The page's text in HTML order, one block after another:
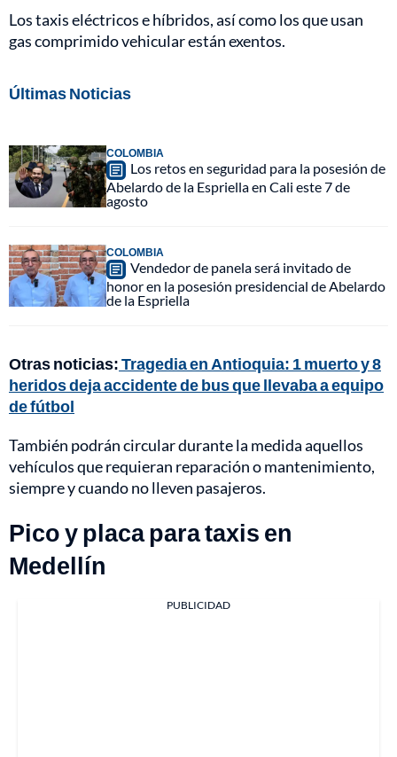
Los taxis eléctricos e híbridos, así como los que usan
gas comprimido vehicular están exentos.
Últimas Noticias
COLOMBIA
Los retos en seguridad para la posesión de
Abelardo de la Espriella en Cali este 7 de
agosto
COLOMBIA
Vendedor de panela será invitado de
honor en la posesión presidencial de Abelardo
de la Espriella
Otras noticias:Tragedia en Antioquia: 1 muerto y 8
heridos deja accidente de bus que llevaba a equipo
de fútbol
También podrán circular durante la medida aquellos
vehículos que requieran reparación o mantenimiento,
siempre y cuando no lleven pasajeros.
Pico y placa para taxis en
Medellín
PUBLICIDAD